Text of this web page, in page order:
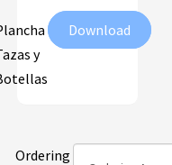
y
Download
Ordering